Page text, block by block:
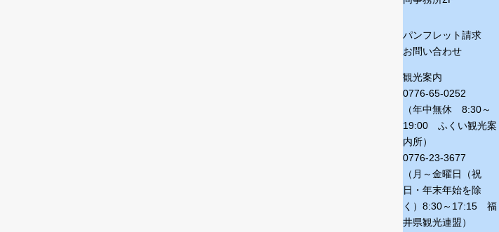
パンフレット請求
お問い合わせ
観光案内
0776-65-0252
（年中無休 8:30～
19:00 ふくい観光案
内所）
0776-23-3677
（月～金曜日（祝
日・年末年始を除
く） 8:30～17:15 福
井県観光連盟）